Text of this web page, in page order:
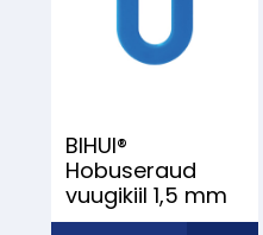
BIHUI®
Hobuseraud
vuugikiil 1,5 mm